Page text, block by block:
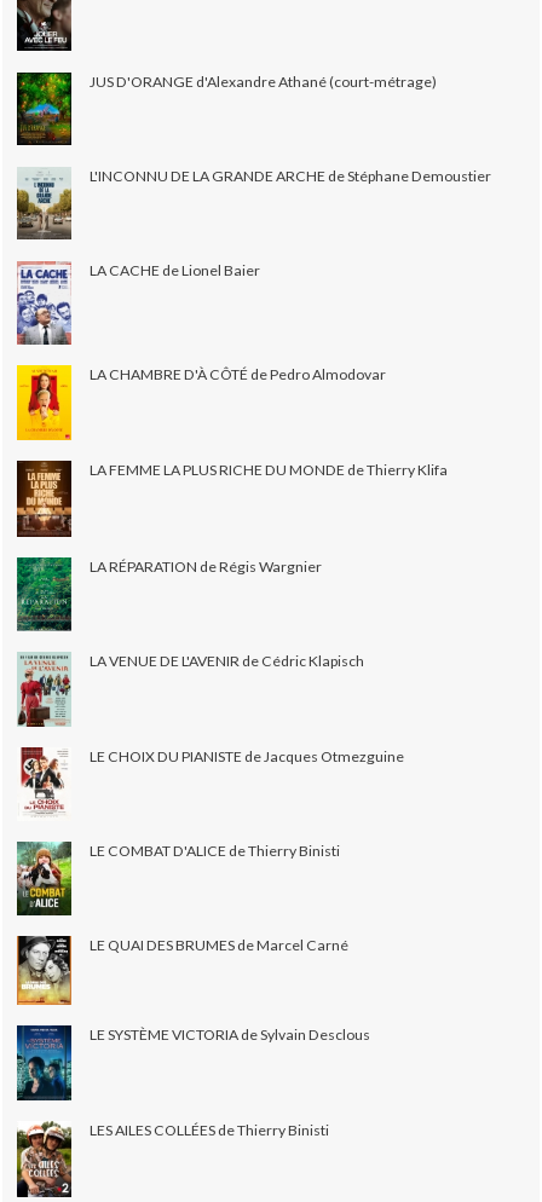
JUS D'ORANGE d'Alexandre Athané (court-métrage)
L'INCONNU DE LA GRANDE ARCHE de Stéphane Demoustier
LA CACHE de Lionel Baier
LA CHAMBRE D'À CÔTÉ de Pedro Almodovar
LA FEMME LA PLUS RICHE DU MONDE de Thierry Klifa
LA RÉPARATION de Régis Wargnier
LA VENUE DE L'AVENIR de Cédric Klapisch
LE CHOIX DU PIANISTE de Jacques Otmezguine
LE COMBAT D'ALICE de Thierry Binisti
LE QUAI DES BRUMES de Marcel Carné
LE SYSTÈME VICTORIA de Sylvain Desclous
LES AILES COLLÉES de Thierry Binisti